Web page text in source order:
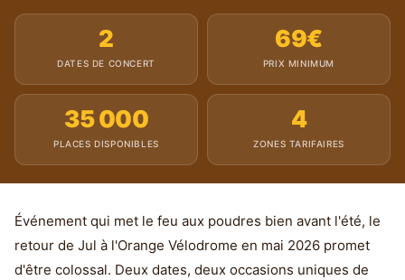
2
DATES DE CONCERT
69€
PRIX MINIMUM
35 000
PLACES DISPONIBLES
4
ZONES TARIFAIRES
Événement qui met le feu aux poudres bien avant l'été, le
retour de Jul à l'Orange Vélodrome en mai 2026 promet
d'être colossal. Deux dates, deux occasions uniques de